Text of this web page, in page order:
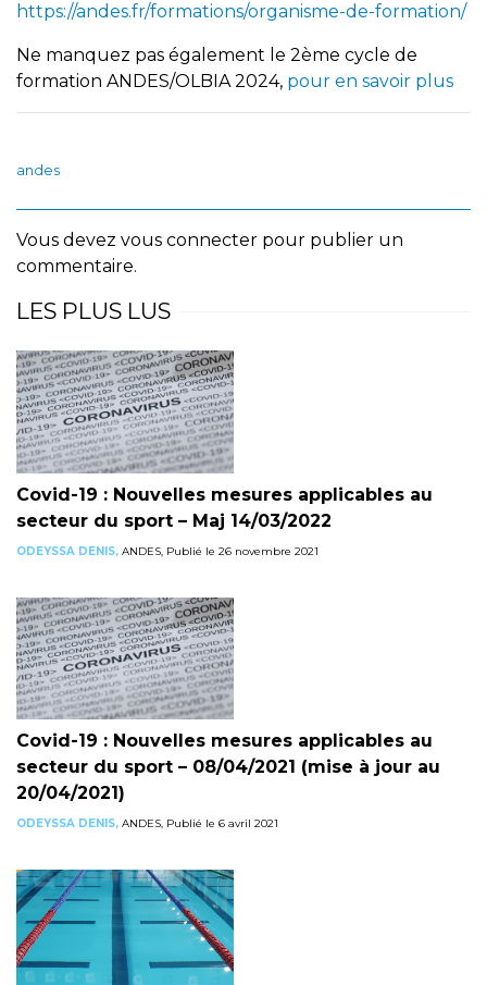
https://andes.fr/formations/organisme-de-formation/
Ne manquez pas également le 2ème cycle de
formation ANDES/OLBIA 2024, pour en savoir plus
andes
Vous devez vous connecter pour publier un
commentaire.
LES PLUS LUS
Covid-19 : Nouvelles mesures applicables au
secteur du sport – Maj 14/03/2022
ODEYSSA DENIS, ANDES, Publié le 26 novembre 2021
Covid-19 : Nouvelles mesures applicables au
secteur du sport – 08/04/2021 (mise à jour au
20/04/2021)
ODEYSSA DENIS, ANDES, Publié le 6 avril 2021